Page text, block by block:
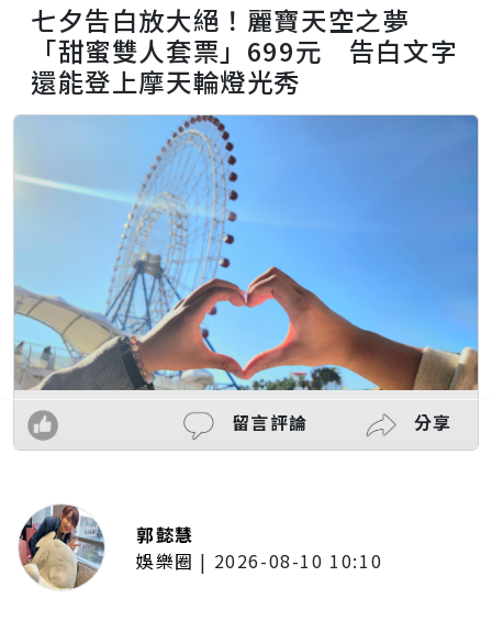
七夕告白放大絕！麗寶天空之夢
「甜蜜雙人套票」699元 告白文字
還能登上摩天輪燈光秀
留言評論 分享
郭懿慧
娛樂圈 | 2026-08-10 10:10